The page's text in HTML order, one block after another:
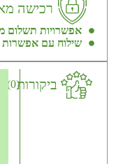
רכישה
אפשרויות תשלום
שילוח עם
ביקורות(0)